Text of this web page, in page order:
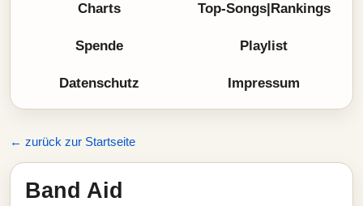
Charts Top-Songs|Rankings
Spende Playlist
Datenschutz Impressum
← zurück zur Startseite
Band Aid